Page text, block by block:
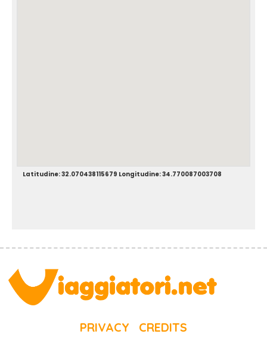
Latitudine: 32.070438115679 Longitudine: 34.770087003708
PRIVACY CREDITS